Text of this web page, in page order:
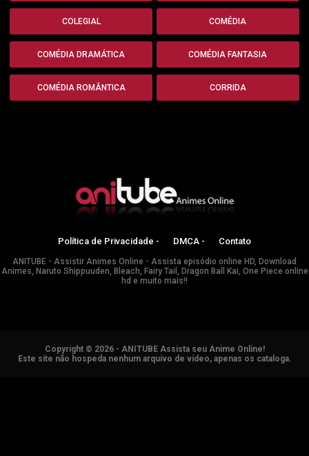
COLEGIAL COMÉDIA
COMÉDIA DRAMÁTICA COMÉDIA FANTASIA
COMÉDIA ROMÂNTICA CORRIDA
Política de Privacidade - DMCA - Contato
ANITUBE - Assistir Animes Online - Assista episódio online HD, Download
Animes, Naruto Shippuuden, Bleach, Fairy Tail, Dragon Ball Kai, One Piece online
hd e muito mais!!
Copyright © 2026 - ANITUBE Assista seu Anime Online!
Este site não hospeda nenhum arquivo de vídeo, apenas os cataloga.